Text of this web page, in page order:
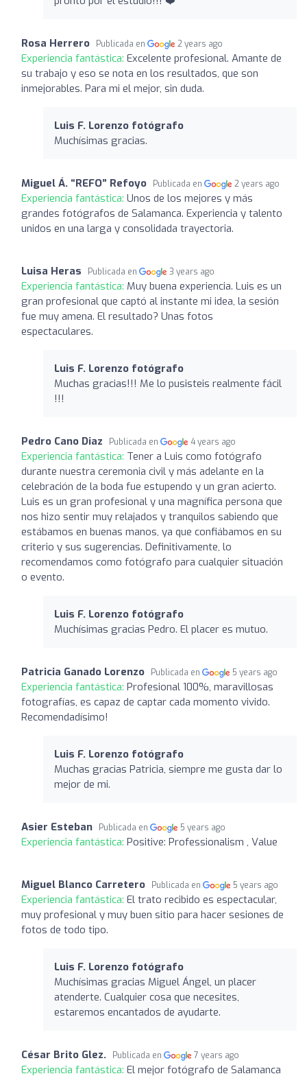
Rosa Herrero Publicada en 2 years ago
Experiencia fantástica: Excelente profesional. Amante de
su trabajo y eso se nota en los resultados, que son
inmejorables. Para mi el mejor, sin duda.
Luis F. Lorenzo fotógrafo
Muchísimas gracias.
Miguel Á. “REFO” Refoyo Publicada en 2 years ago
Experiencia fantástica: Unos de los mejores y más
grandes fotógrafos de Salamanca. Experiencia y talento
unidos en una larga y consolidada trayectoria.
Luisa Heras Publicada en 3 years ago
Experiencia fantástica: Muy buena experiencia. Luis es un
gran profesional que captó al instante mi idea, la sesión
fue muy amena. El resultado? Unas fotos
espectaculares.
Luis F. Lorenzo fotógrafo
Muchas gracias!!! Me lo pusisteis realmente fácil
!!!
Pedro Cano Diaz Publicada en 4 years ago
Experiencia fantástica: Tener a Luis como fotógrafo
durante nuestra ceremonia civil y más adelante en la
celebración de la boda fue estupendo y un gran acierto.
Luis es un gran profesional y una magnífica persona que
nos hizo sentir muy relajados y tranquilos sabiendo que
estábamos en buenas manos, ya que confiábamos en su
criterio y sus sugerencias. Definitivamente, lo
recomendamos como fotógrafo para cualquier situación
o evento.
Luis F. Lorenzo fotógrafo
Muchísimas gracias Pedro. El placer es mutuo.
Patricia Ganado Lorenzo Publicada en 5 years ago
Experiencia fantástica: Profesional 100%, maravillosas
fotografías, es capaz de captar cada momento vivido.
Recomendadísimo!
Luis F. Lorenzo fotógrafo
Muchas gracias Patricia, siempre me gusta dar lo
mejor de mi.
Asier Esteban Publicada en 5 years ago
Experiencia fantástica: Positive: Professionalism , Value
Miguel Blanco Carretero Publicada en 5 years ago
Experiencia fantástica: El trato recibido es espectacular,
muy profesional y muy buen sitio para hacer sesiones de
fotos de todo tipo.
Luis F. Lorenzo fotógrafo
Muchísimas gracias Miguel Ángel, un placer
atenderte. Cualquier cosa que necesites,
estaremos encantados de ayudarte.
César Brito Glez. Publicada en 7 years ago
Experiencia fantástica: El mejor fotógrafo de Salamanca